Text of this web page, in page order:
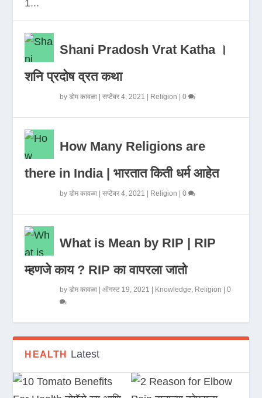
1...
Shani Pradosh Vrat Katha ।
शनि प्रदोष व्रत कथा
byडोम कावळा |सप्टेंबर 4, 2021 Religion |0
How Many Religions are
there in India | भारतात किती धर्म आहेत
byडोम कावळा |सप्टेंबर 4, 2021 Religion |0
What is Mean by RIP | RIP
म्हणजे काय ? RIP का वापरला जातो
byडोम कावळा |ऑगस्ट 19, 2021 Knowledge, Religion |0
HEALTH Latest